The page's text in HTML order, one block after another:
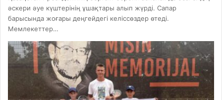
әскери әуе күштерінің ұшақтары алып жүрді. Сапар
барысында жоғары деңгейдегі келіссөздер өтеді.
Мемлекеттер…